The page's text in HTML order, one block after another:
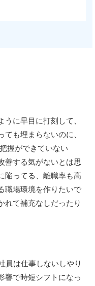
に早目に打刻して、
も埋まらないのに、
握ができていない
善する気がないとは思
陥ってる、離職率も高
職場環境を作りたいで
れて補充なしだったり
員は仕事しないしやり
響で時短シフトになっ